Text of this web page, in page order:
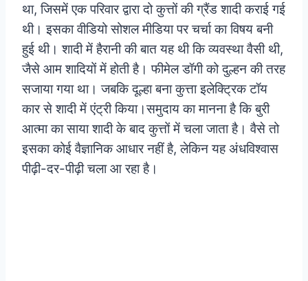
था, जिसमें एक परिवार द्वारा दो कुत्तों की ग्रैंड शादी कराई गई
थी। इसका वीडियो सोशल मीडिया पर चर्चा का विषय बनी
हुई थी। शादी में हैरानी की बात यह थी कि व्यवस्था वैसी थी,
जैसे आम शादियों में होती है। फीमेल डॉगी को दुल्हन की तरह
सजाया गया था। जबकि दूल्हा बना कुत्ता इलेक्ट्रिक टॉय
कार से शादी में एंट्री किया।समुदाय का मानना है कि बुरी
आत्मा का साया शादी के बाद कुत्तों में चला जाता है। वैसे तो
इसका कोई वैज्ञानिक आधार नहीं है, लेकिन यह अंधविश्वास
पीढ़ी-दर-पीढ़ी चला आ रहा है।